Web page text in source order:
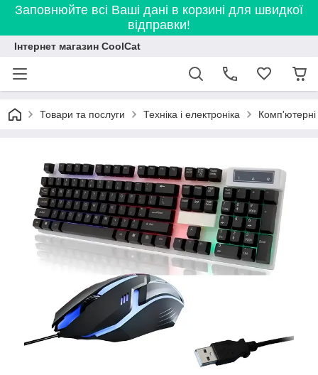
Заповнюйте всі Ваші дані в корзині для швидкої
відправки!
Інтернет магазин CoolCat
Товари та послуги Техніка і електроніка Комп'ютерні